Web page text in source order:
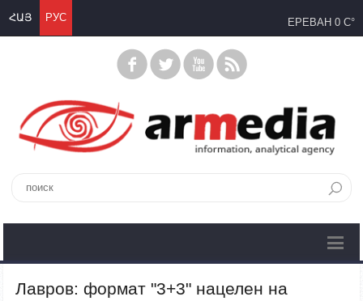
ՀԱՅ РУС ЕРЕВАН 0 C°
Лавров: формат "3+3" нацелен на